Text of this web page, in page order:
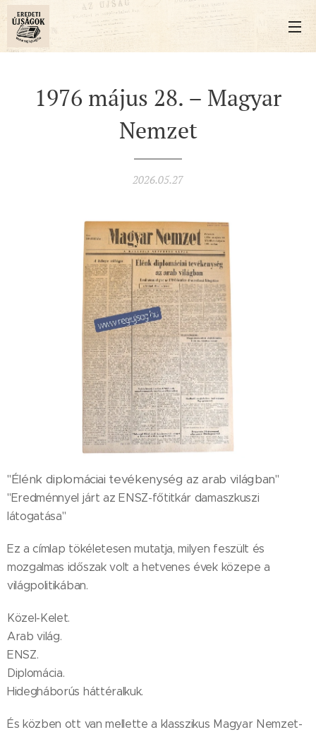
1976 május 28. – Magyar
Nemzet
2026.05.27
"Élénk diplomáciai tevékenység az arab világban"
"Eredménnyel járt az ENSZ-főtitkár damaszkuszi
látogatása"
Ez a címlap tökéletesen mutatja, milyen feszült és
mozgalmas időszak volt a hetvenes évek közepe a
világpolitikában.
Közel-Kelet.
Arab világ.
ENSZ.
Diplomácia.
Hidegháborús háttéralkuk.
És közben ott van mellette a klasszikus Magyar Nemzet-